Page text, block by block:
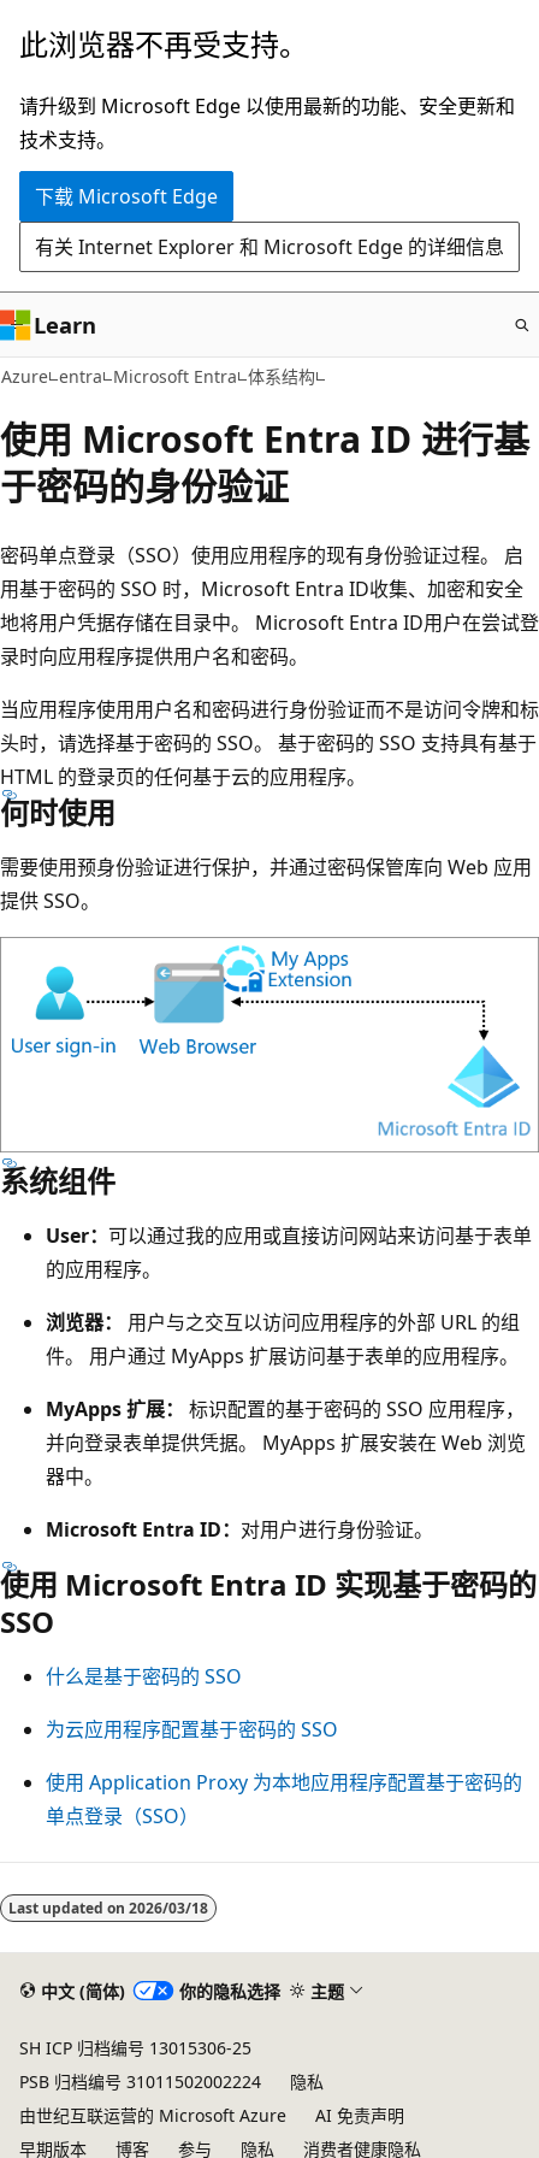
跳
主
要
内
此浏览器不再受支持。
请升级到 Microsoft Edge 以使用最新的功能、安全更新和
技术支持。
下载 Microsoft Edge
有关 Internet Explorer 和 Microsoft Edge 的详细信息
Learn
Azure entra Microsoft Entra 体系结构
使用 Microsoft Entra ID 进行基
于密码的身份验证
密码单点登录（SSO）使用应用程序的现有身份验证过程。 启
用基于密码的 SSO 时，Microsoft Entra ID收集、加密和安全
地将用户凭据存储在目录中。 Microsoft Entra ID用户在尝试登
录时向应用程序提供用户名和密码。
当应用程序使用用户名和密码进行身份验证而不是访问令牌和标
头时，请选择基于密码的 SSO。 基于密码的 SSO 支持具有基于
HTML 的登录页的任何基于云的应用程序。
何时使用
需要使用预身份验证进行保护，并通过密码保管库向 Web 应用
提供 SSO。
系统组件
User： 可以通过我的应用或直接访问网站来访问基于表单
的应用程序。
浏览器：
用户与之交互以访问应用程序的外部 URL 的组
件。 用户通过 MyApps 扩展访问基于表单的应用程序。
MyApps 扩展：
标识配置的基于密码的 SSO 应用程序，
并向登录表单提供凭据。 MyApps 扩展安装在 Web 浏览
器中。
Microsoft Entra ID： 对用户进行身份验证。
使用 Microsoft Entra ID 实现基于密码的
SSO
什么是基于密码的 SSO
为云应用程序配置基于密码的 SSO
使用 Application Proxy 为本地应用程序配置基于密码的
单点登录（SSO）
阅
读Last updated on 2026/03/18
中文 (简体) 你的隐私选择 主题
SH ICP 归档编号 13015306-25
PSB 归档编号 31011502002224
隐私
由世纪互联运营的 Microsoft Azure
AI 免责声明
早期版本
博客 参与 隐私 消费者健康隐私